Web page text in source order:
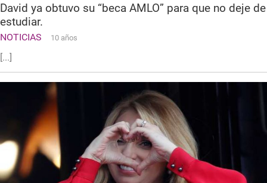
David ya obtuvo su “beca AMLO” para que no deje de
estudiar.
NOTICIAS 10 años
[...]